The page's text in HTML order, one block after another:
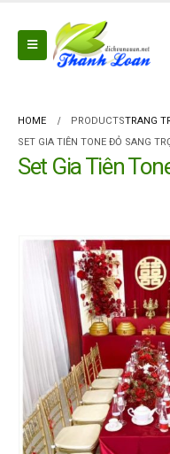
HOME PRODUCTSTRANG
SET GIA TIÊN TONE ĐỎ SANG
Set Gia Tiên